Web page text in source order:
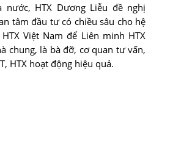
nước, HTX Dương Liễu đề nghị
tâm đầu tư có chiều sâu cho hệ
Việt Nam để Liên minh HTX
chung, là bà đỡ, cơ quan tư vấn,
HTX hoạt động hiệu quả.